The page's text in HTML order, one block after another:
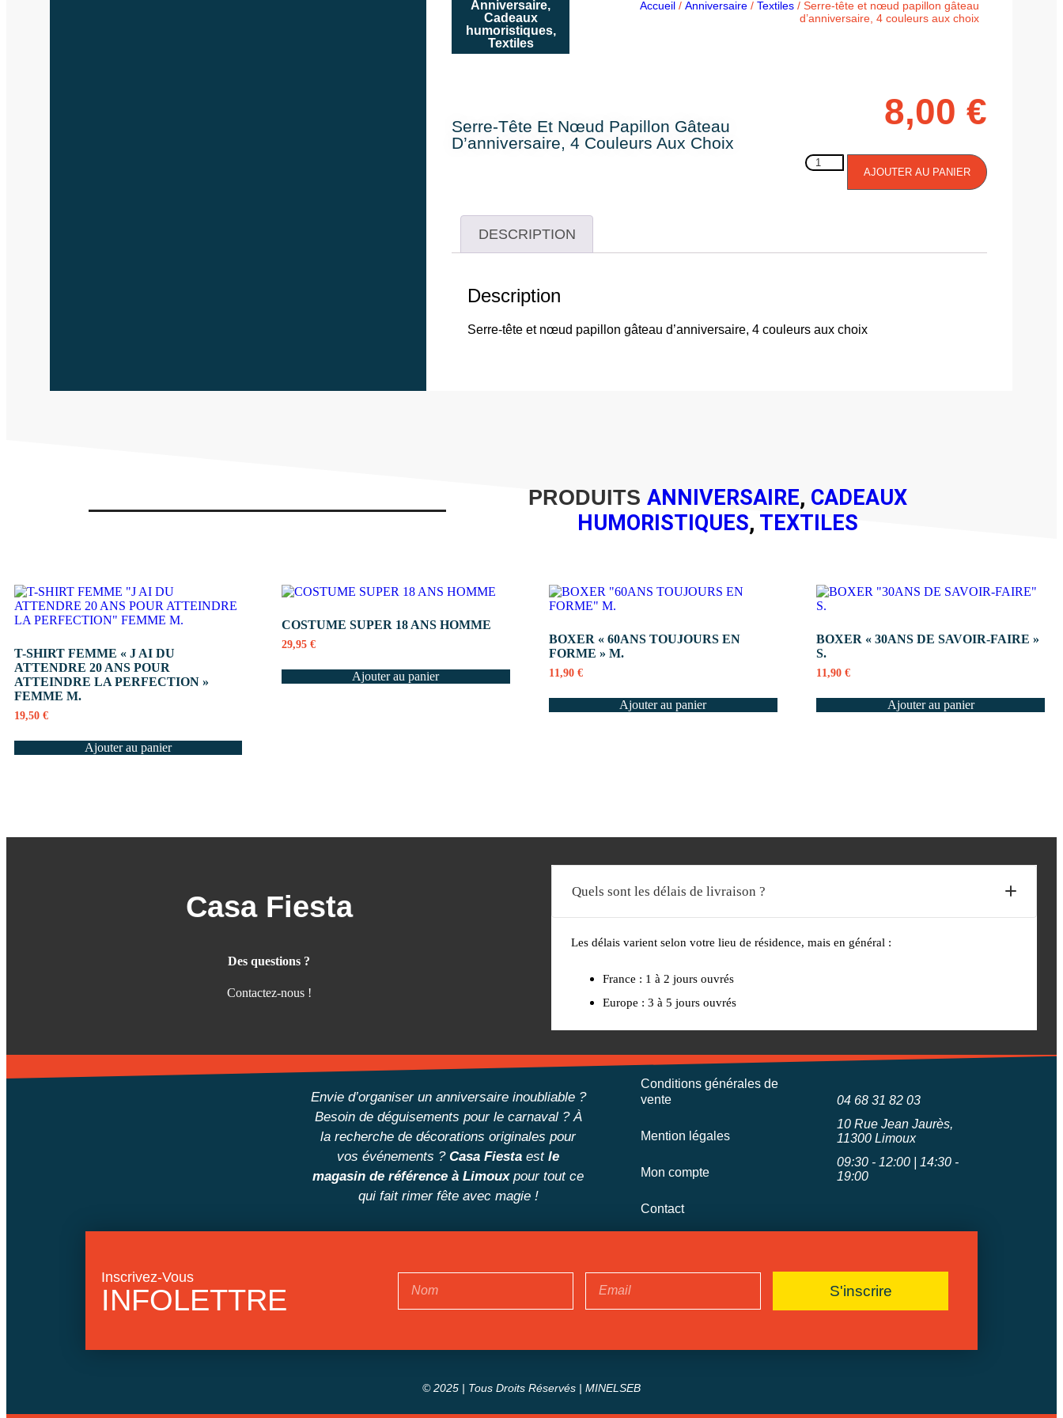
Anniversaire,
Cadeaux
humoristiques,
Textiles
Accueil /Anniversaire /Textiles / Serre-tête et nœud papillon gâteau
d’anniversaire, 4 couleurs aux choix
Serre-Tête Et Nœud Papillon Gâteau
D’anniversaire, 4 Couleurs Aux Choix
8,00€
AJOUTER AU PANIER
DESCRIPTION
Description
Serre-tête et nœud papillon gâteau d’anniversaire, 4 couleurs aux choix
PRODUITS ANNIVERSAIRE, CADEAUX
HUMORISTIQUES, TEXTILES
T-SHIRT FEMME « J AI DU
ATTENDRE 20 ANS POUR
ATTEINDRE LA PERFECTION »
FEMME M.
19,50 €
Ajouter au panier
COSTUME SUPER 18 ANS HOMME
29,95€
Ajouter au panier
BOXER « 60ANS TOUJOURS EN
FORME » M.
11,90€
Ajouter au panier
BOXER « 30ANS DE SAVOIR-FAIRE »
S.
11,90€
Ajouter au panier
Casa Fiesta
Des questions ?
Contactez-nous !
Quels sont les délais de livraison ?
Les délais varient selon votre lieu de résidence, mais en général :
France : 1 à 2 jours ouvrés
Europe : 3 à 5 jours ouvrés
Envie d’organiser un anniversaire inoubliable ?
Besoin de déguisements pour le carnaval ? À
la recherche de décorations originales pour
vos événements ?Casa Fiesta estle
magasin de référence à Limouxpour tout ce
qui fait rimer fête avec magie !
Conditions générales de
vente
Mention légales
Mon compte
Contact
04 68 31 82 03
10 Rue Jean Jaurès,
11300 Limoux
09:30 - 12:00 | 14:30 -
19:00
Inscrivez-Vous
INFOLETTRE S'inscrire
© 2025 | Tous Droits Réservés | MINELSEB